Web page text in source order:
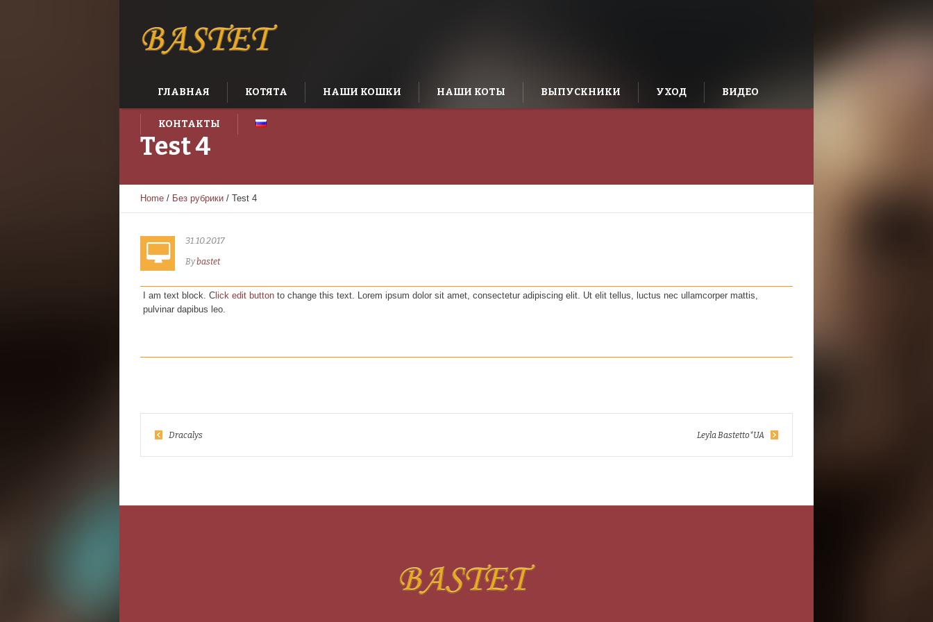
ГЛАВНАЯ КОТЯТА НАШИ КОШКИ НАШИ КОТЫ ВЫПУСКНИКИ УХОД ВИДЕО
КОНТАКТЫ
Test 4
Home / Без рубрики / Test 4
31.10.2017
Bybastet
I am text block. C lick edit button to change this text. Lorem ipsum dolor sit amet, consectetur adipiscing elit. Ut elit tellus, luctus nec ullamcorper mattis,
pulvinar dapibus leo.
Dracalys Leyla Bastetto*UA